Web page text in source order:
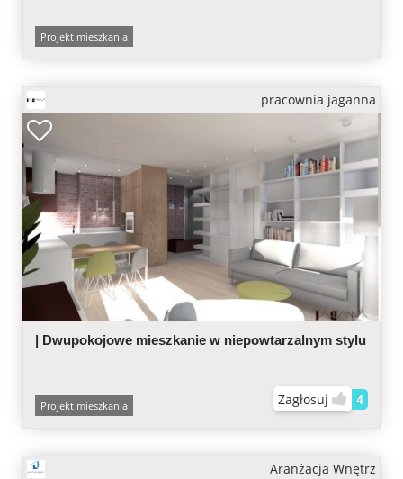
Projekt mieszkania
pracownia jaganna
| Dwupokojowe mieszkanie w niepowtarzalnym stylu
Projekt mieszkania Zagłosuj 4
Aranżacja Wnętrz